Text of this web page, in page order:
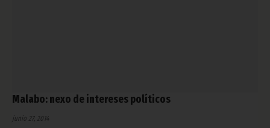
Malabo: nexo de intereses políticos
junio 27, 2014